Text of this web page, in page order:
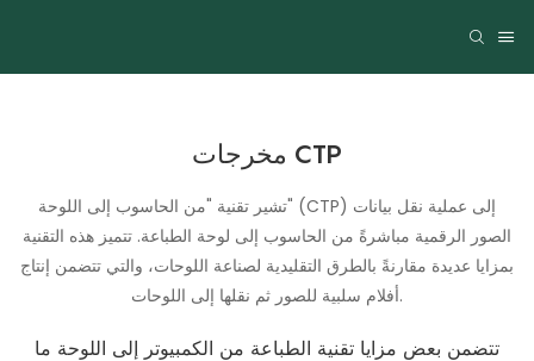
مخرجات CTP
تشير تقنية "من الحاسوب إلى اللوحة" (CTP) إلى عملية نقل بيانات
الصور الرقمية مباشرةً من الحاسوب إلى لوحة الطباعة. تتميز هذه التقنية
بمزايا عديدة مقارنةً بالطرق التقليدية لصناعة اللوحات، والتي تتضمن إنتاج
أفلام سلبية للصور ثم نقلها إلى اللوحات.
تتضمن بعض مزايا تقنية الطباعة من الكمبيوتر إلى اللوحة ما